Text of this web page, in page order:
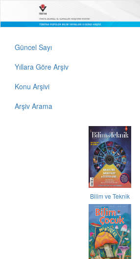
Güncel Sayı
Yıllara Göre Arşiv
Konu Arşivi
Arşiv Arama
Bilim ve Teknik